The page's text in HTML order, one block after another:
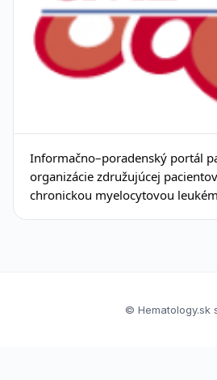
Informačno–poradenský portál
organizácie združujúcej
chronickou myelocytovou
© Hematology.sk